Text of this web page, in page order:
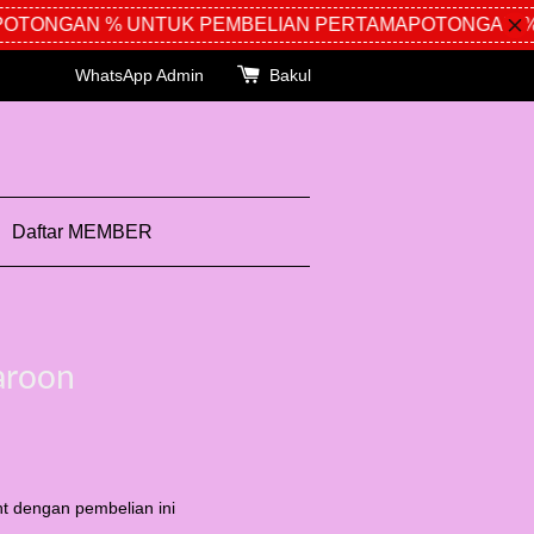
% UNTUK PEMBELIAN PERTAMAPOTONGAN %
WhatsApp Admin Bakul
Daftar MEMBER
dengan pembelian ini